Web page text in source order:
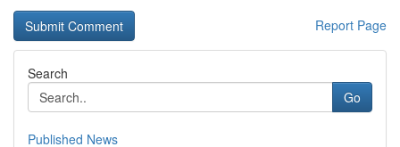
Report Page
Search
Go
Published News